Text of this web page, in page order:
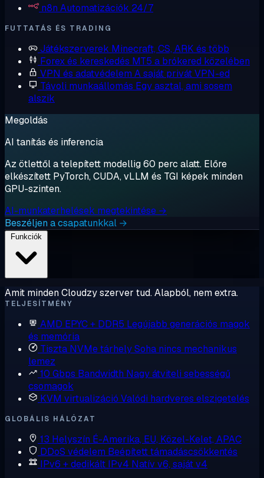
n8n Automatizációk 24/7
FUTTATÁS ÉS TRADING
Játékszerverek Minecraft, CS, ARK és több
Forex és kereskedés MT5 a brókered közelében
VPN és adatvédelem A saját privát VPN-ed
Távoli munkaállomás Egy asztal, ami sosem
alszik
Megoldás
AI tanítás és inferencia
Az ötlettől a telepített modellig 60 perc alatt. Előre
elkészített PyTorch, CUDA, vLLM és TGI képek minden
GPU-szinten.
AI-munkaterhelések megtekintése →
Beszéljen a csapatunkkal →
Amit minden Cloudzy szerver tud. Alapból, nem extra.
TELJESÍTMÉNY
AMD EPYC + DDR5 Legújabb generációs magok
és memória
Tiszta NVMe tárhelySoha nincs mechanikus
lemez
10 Gbps Bandwidth Nagy átviteli sebességű
csomagok
KVM virtualizáció Valódi hardveres elszigetelés
GLOBÁLIS HÁLÓZAT
13 Helyszín É-Amerika, EU, Közel-Kelet, APAC
DDoS védelem Beépített támadáscsökkentés
IPv6 + dedikált IPv4 Natív v6, saját v4